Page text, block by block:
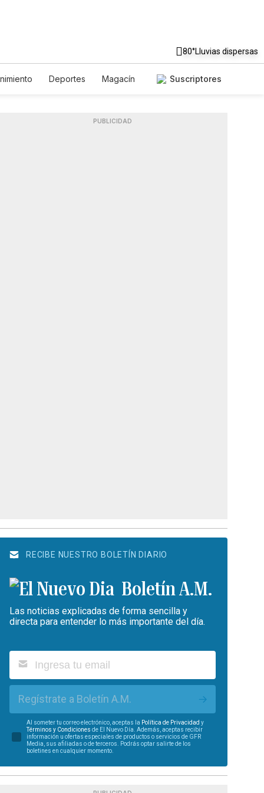
80°Lluvias dispersas
Deportes
Magacín
Suscriptores
PUBLICIDAD
RECIBE NUESTRO BOLETÍN DIARIO
Boletín A.M.
Las noticias explicadas de forma sencilla y
directa para entender lo más importante del día.
Regístrate a Boletín A.M.
Al someter tu correo electrónico, aceptas la Política de Privacidad y
Términos y Condiciones de El Nuevo Día. Además, aceptas recibir
información u ofertas especiales de productos o servicios de GFR
Media, sus afiliadas o de terceros. Podrás optar salirte de los
boletines en cualquier momento.